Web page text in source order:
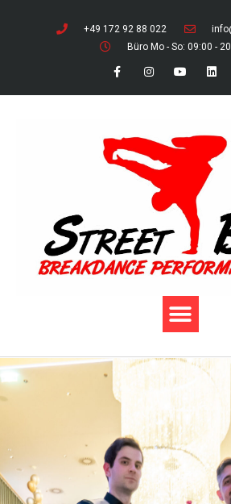
+49 172 92 88 022
Büro Mo - So: 09:00 -